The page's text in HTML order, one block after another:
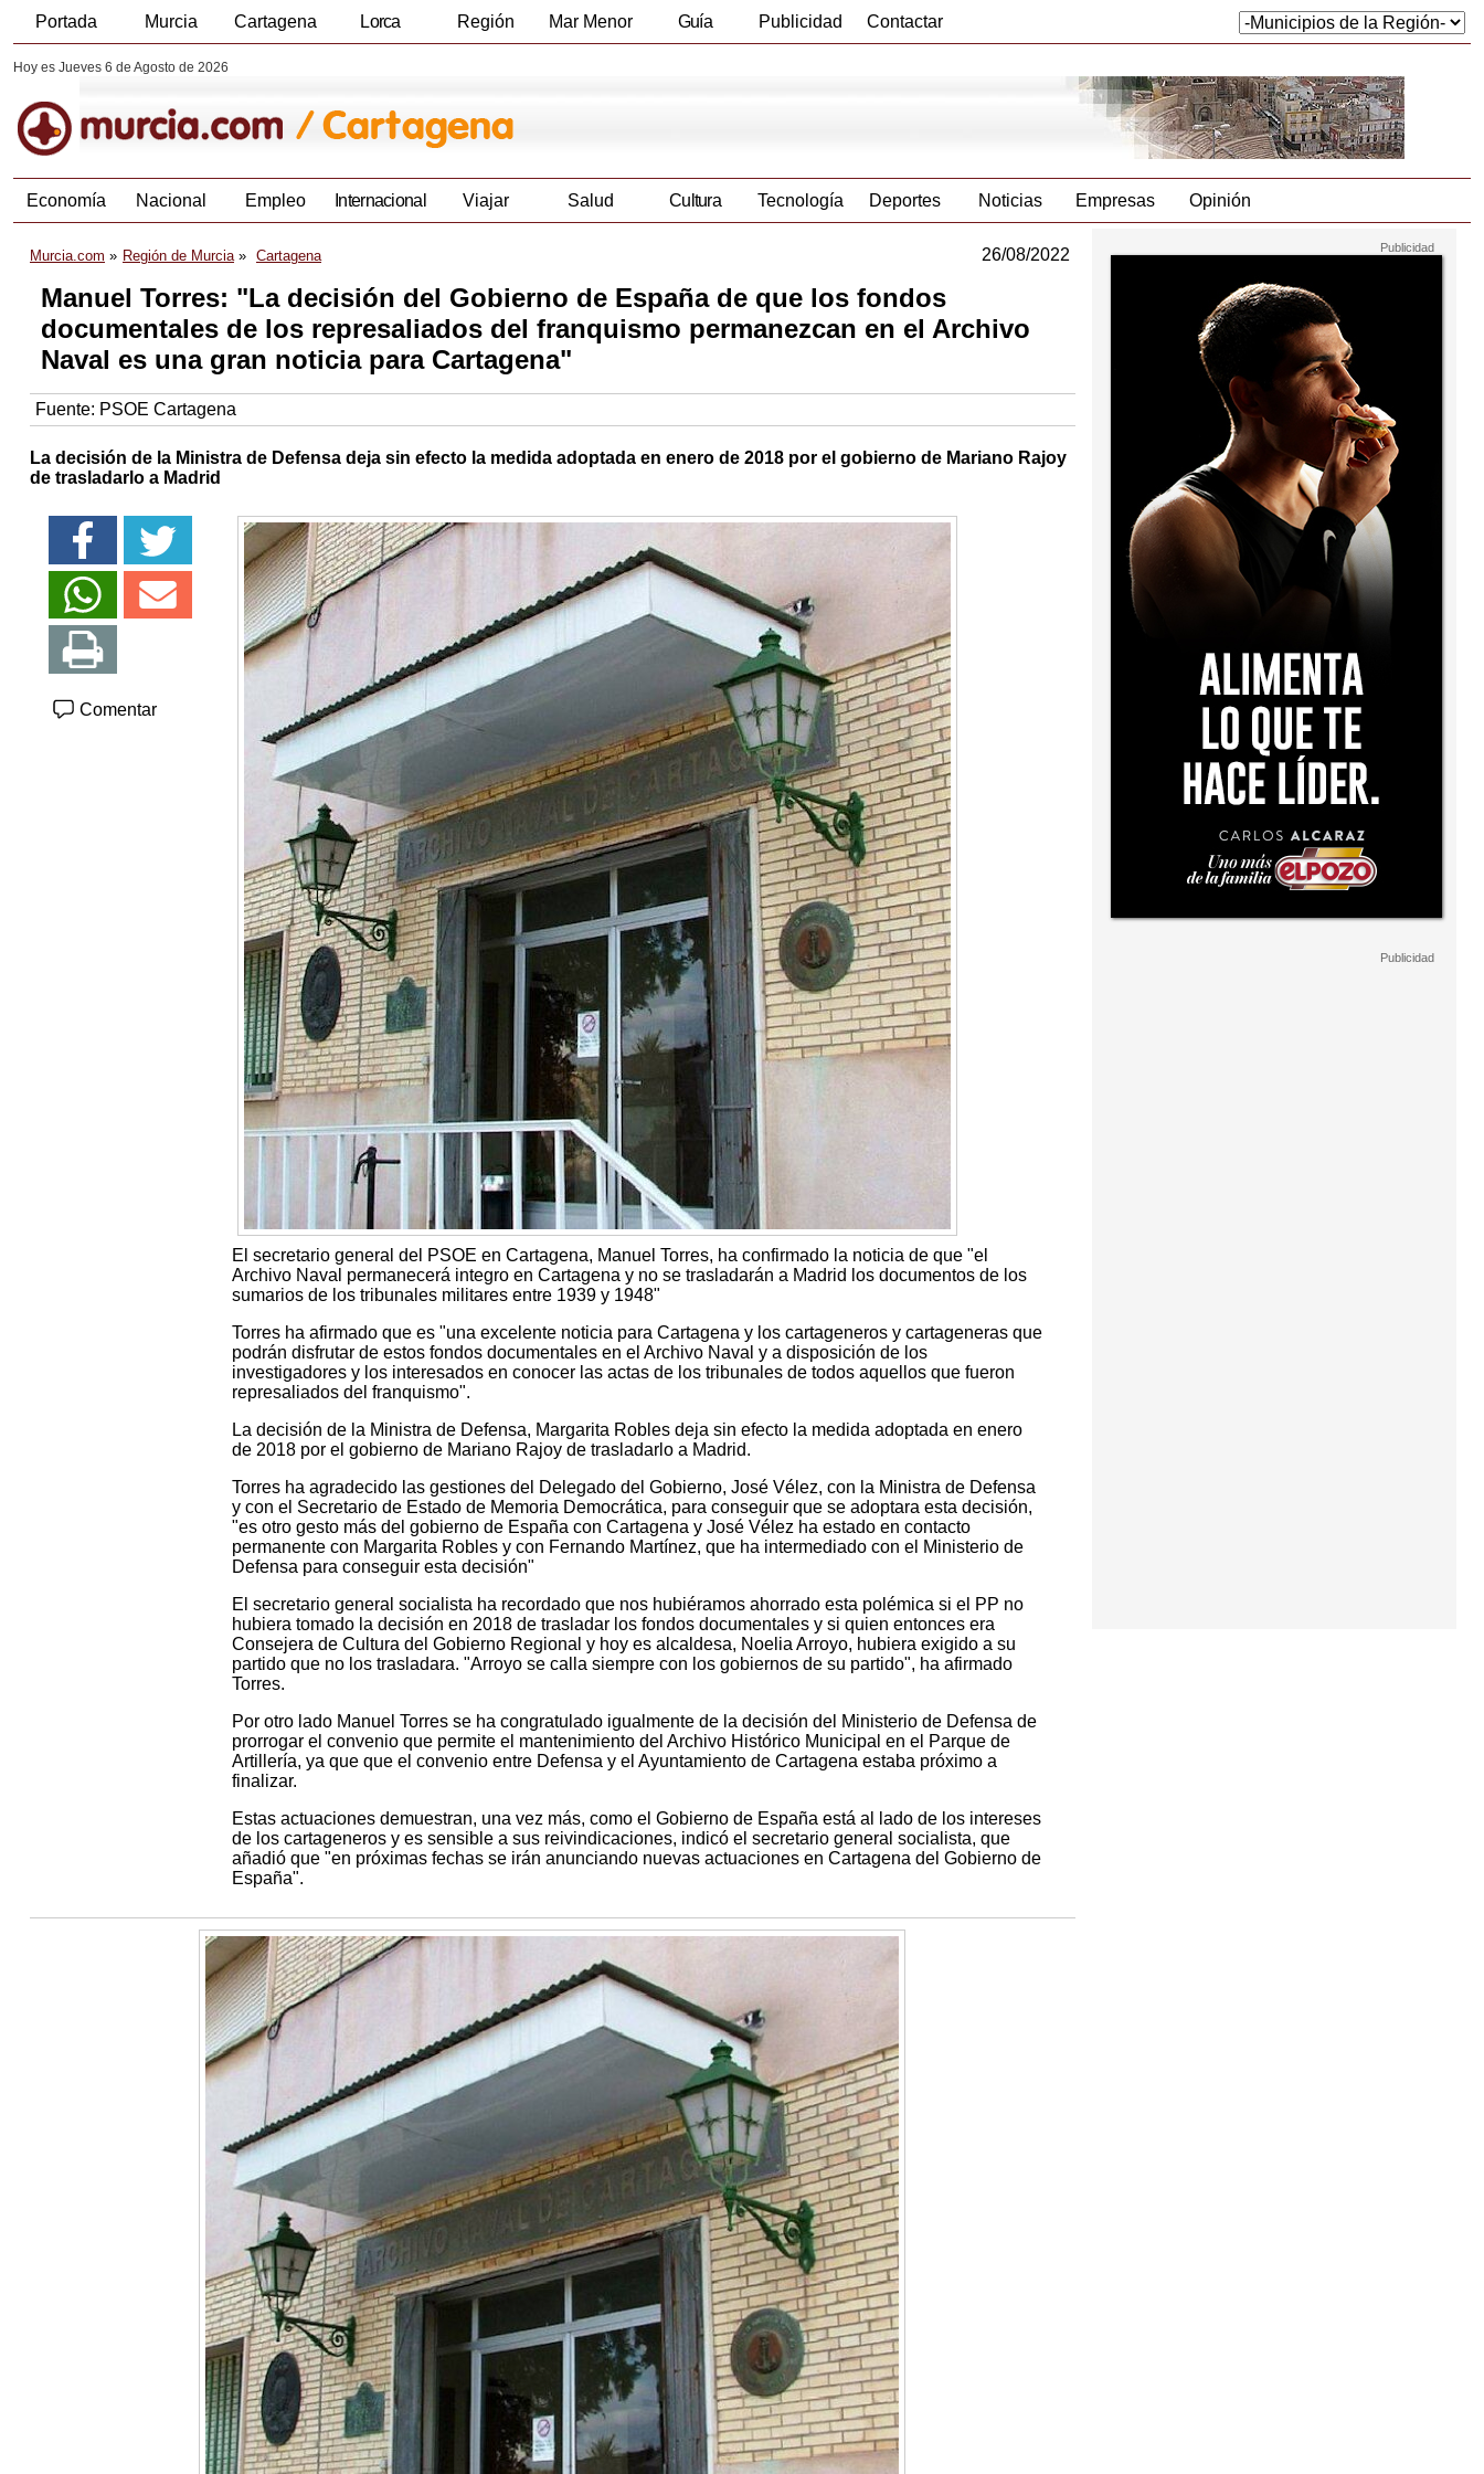
Portada Murcia Cartagena Lorca Región Mar Menor Guía Publicidad Contactar
Hoy es Jueves 6 de Agosto de 2026
Economía Nacional Empleo Internacional Viajar Salud Cultura Tecnología Deportes Noticias Empresas Opinión
Murcia.com Región de Murcia Cartagena 26/08/2022
Manuel Torres: "La decisión del Gobierno de España de que los fondos
documentales de los represaliados del franquismo permanezcan en el Archivo
Naval es una gran noticia para Cartagena"
Fuente: PSOE Cartagena
La decisión de la Ministra de Defensa deja sin efecto la medida adoptada en enero de 2018 por el gobierno de Mariano Rajoy
de trasladarlo a Madrid
Comentar
El secretario general del PSOE en Cartagena, Manuel Torres, ha confirmado la noticia de que "el
Archivo Naval permanecerá integro en Cartagena y no se trasladarán a Madrid los documentos de los
sumarios de los tribunales militares entre 1939 y 1948"
Torres ha afirmado que es "una excelente noticia para Cartagena y los cartageneros y cartageneras que
podrán disfrutar de estos fondos documentales en el Archivo Naval y a disposición de los
investigadores y los interesados en conocer las actas de los tribunales de todos aquellos que fueron
represaliados del franquismo".
La decisión de la Ministra de Defensa, Margarita Robles deja sin efecto la medida adoptada en enero
de 2018 por el gobierno de Mariano Rajoy de trasladarlo a Madrid.
Torres ha agradecido las gestiones del Delegado del Gobierno, José Vélez, con la Ministra de Defensa
y con el Secretario de Estado de Memoria Democrática, para conseguir que se adoptara esta decisión,
"es otro gesto más del gobierno de España con Cartagena y José Vélez ha estado en contacto
permanente con Margarita Robles y con Fernando Martínez, que ha intermediado con el Ministerio de
Defensa para conseguir esta decisión"
El secretario general socialista ha recordado que nos hubiéramos ahorrado esta polémica si el PP no
hubiera tomado la decisión en 2018 de trasladar los fondos documentales y si quien entonces era
Consejera de Cultura del Gobierno Regional y hoy es alcaldesa, Noelia Arroyo, hubiera exigido a su
partido que no los trasladara. "Arroyo se calla siempre con los gobiernos de su partido", ha afirmado
Torres.
Por otro lado Manuel Torres se ha congratulado igualmente de la decisión del Ministerio de Defensa de
prorrogar el convenio que permite el mantenimiento del Archivo Histórico Municipal en el Parque de
Artillería, ya que que el convenio entre Defensa y el Ayuntamiento de Cartagena estaba próximo a
finalizar.
Estas actuaciones demuestran, una vez más, como el Gobierno de España está al lado de los intereses
de los cartageneros y es sensible a sus reivindicaciones, indicó el secretario general socialista, que
añadió que "en próximas fechas se irán anunciando nuevas actuaciones en Cartagena del Gobierno de
España".